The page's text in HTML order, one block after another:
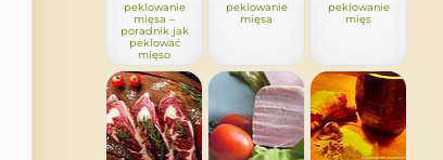
peklowanie
mięsa –
poradnik jak
peklować
mięso
peklowanie
mięsa
peklowanie
mięs